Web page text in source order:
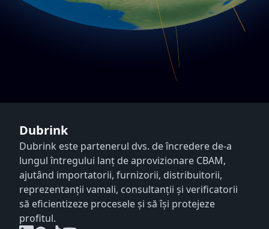
Dubrink
Dubrink este partenerul dvs. de încredere de-a
lungul întregului lanț de aprovizionare CBAM,
ajutând importatorii, furnizorii, distribuitorii,
reprezentanții vamali, consultanții și verificatorii
să eficientizeze procesele și să își protejeze
profitul.